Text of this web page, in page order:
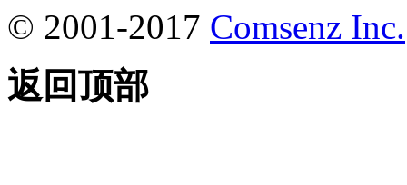
© 2001-2017 Comsenz Inc.
返回顶部